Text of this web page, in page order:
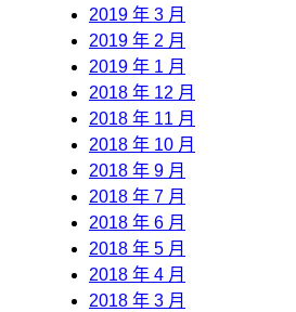
2019 年 3 月
2019 年 2 月
2019 年 1 月
2018 年 12 月
2018 年 11 月
2018 年 10 月
2018 年 9 月
2018 年 7 月
2018 年 6 月
2018 年 5 月
2018 年 4 月
2018 年 3 月